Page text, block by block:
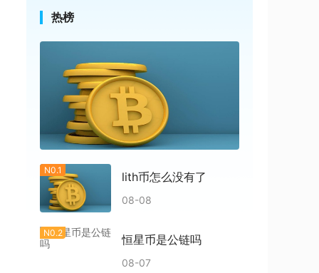
热榜
N0.1 lith币怎么没有了
08-08
N0.2 恒星币是公链吗
08-07